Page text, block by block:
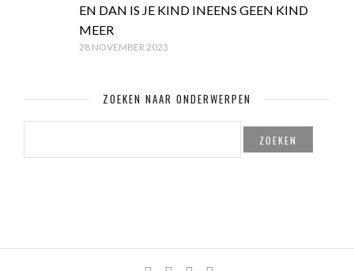
EN DAN IS JE KIND INEENS GEEN KIND
MEER
28 NOVEMBER 2023
ZOEKEN NAAR ONDERWERPEN
ZOEKEN